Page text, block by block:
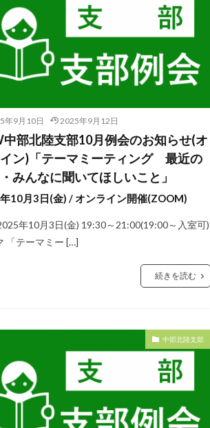
年9月10日 2025年9月12日
中部北陸支部10月例会のお知らせ(オ
ン)「テーマミーティング 最近の
みんなに聞いてほしいこと」
10月3日(金) / オンライン開催(ZOOM)
年10月3日(金) 19:30～21:00(19:00～入室可)
「テーマミー […]
続きを読む
中部北陸支部